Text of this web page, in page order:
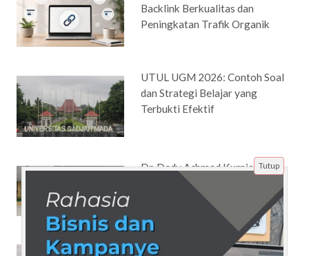
Backlink Berkualitas dan
Peningkatan Trafik Organik
UTUL UGM 2026: Contoh Soal
dan Strategi Belajar yang
Terbukti Efektif
Dr. Dedy Achmad Kurniady,
M.Pd Terpilih Menjadi Ketua
ISMAPI Jawa Barat 2023-2027
Pengembangan Karakter Siswa
Tutup